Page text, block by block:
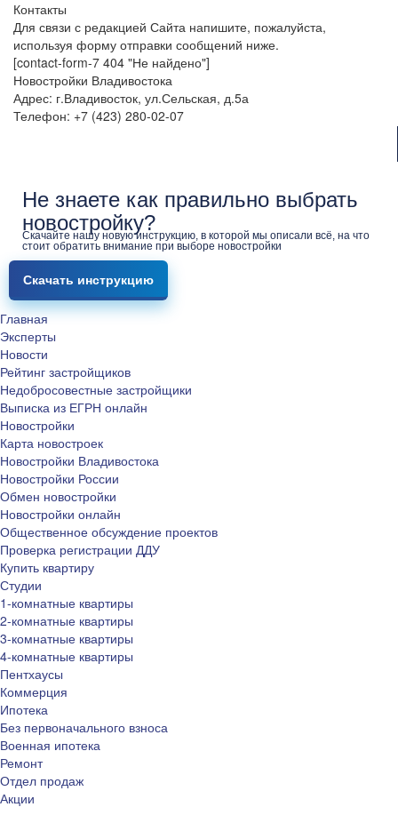
Контакты
Для связи с редакцией Сайта напишите, пожалуйста,
используя форму отправки сообщений ниже.
[contact-form-7 404 "Не найдено"]
Новостройки Владивостока
Адрес: г.Владивосток, ул.Сельская, д.5а
Телефон: +7 (423) 280-02-07
Не знаете как правильно выбрать
новостройку?
Скачайте нашу новую инструкцию, в которой мы описали всё, на что
стоит обратить внимание при выборе новостройки
Скачать инструкцию
Главная
Эксперты
Новости
Рейтинг застройщиков
Недобросовестные застройщики
Выписка из ЕГРН онлайн
Новостройки
Карта новостроек
Новостройки Владивостока
Новостройки России
Обмен новостройки
Новостройки онлайн
Общественное обсуждение проектов
Проверка регистрации ДДУ
Купить квартиру
Студии
1-комнатные квартиры
2-комнатные квартиры
3-комнатные квартиры
4-комнатные квартиры
Пентхаусы
Коммерция
Ипотека
Без первоначального взноса
Военная ипотека
Ремонт
Отдел продаж
Акции